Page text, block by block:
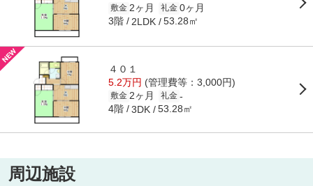
敷金 2ヶ月 礼金 0ヶ月
3階 2LDK 53.28㎡
４０１
5.2万円 (管理費等：3,000円)
敷金 2ヶ月 礼金 -
4階 3DK 53.28㎡
周辺施設